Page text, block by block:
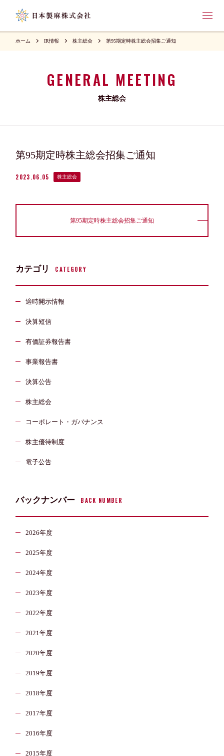
ホーム IR情報 株主総会 第95期定時株主総会招集ご通知
GENERAL MEETING
株主総会
第95期定時株主総会招集ご通知
2023.06.05 株主総会
第95期定時株主総会招集ご通知
カテゴリ CATEGORY
適時開示情報
決算短信
有価証券報告書
事業報告書
決算公告
株主総会
コーポレート・ガバナンス
株主優待制度
電子公告
バックナンバー BACK NUMBER
2026年度
2025年度
2024年度
2023年度
2022年度
2021年度
2020年度
2019年度
2018年度
2017年度
2016年度
2015年度